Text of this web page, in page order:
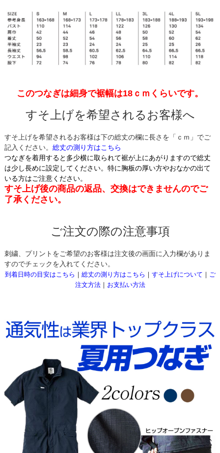
このつなぎは細身で裾幅は18ｃｍくらいです。
すそ上げを希望されるお客様へ
すそ上げを希望されるお客様は下の総丈の欄に長さを「ｃｍ」でご
記入ください。 総丈の測り方はこちら
つなぎを着用すると多少横に取られて裾が上にあがりますので総丈
は少し長めに設定してください。特に胸板の厚い方やおなかの出て
いる方はご注意ください。
すそ上げ後の商品の返品、交換はできませんのでご
了承ください。
ご注文の際の注意事項
刺繍、プリントをご希望のお客様は注文後の画面に入力欄がありま
すのでチェックを入れてください。
到着日時の目安はこちら ｜ 総丈の測り方はこちら ｜ すそ上げについて ｜ ご
注文方法｜ お支払い方法